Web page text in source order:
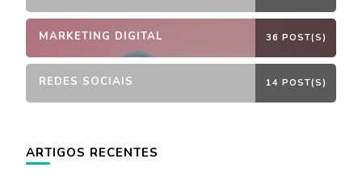
MARKETING DIGITAL 36 POST(S)
REDES SOCIAIS 14 POST(S)
ARTIGOS RECENTES